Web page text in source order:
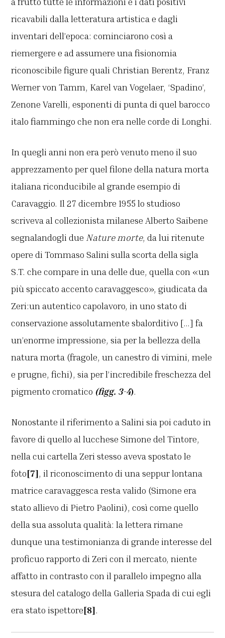
ricavabili dalla letteratura artistica e dagli
inventari dell’epoca: cominciarono così a
riemergere e ad assumere una fisionomia
riconoscibile figure quali Christian Berentz, Franz
Werner von Tamm, Karel van Vogelaer, ‘Spadino’,
Zenone Varelli, esponenti di punta di quel barocco
italo fiammingo che non era nelle corde di Longhi.
In quegli anni non era però venuto meno il suo
apprezzamento per quel filone della natura morta
italiana riconducibile al grande esempio di
Caravaggio. Il 27 dicembre 1955 lo studioso
scriveva al collezionista milanese Alberto Saibene
segnalandogli due Nature morte, da lui ritenute
opere di Tommaso Salini sulla scorta della sigla
S.T. che compare in una delle due, quella con «un
più spiccato accento caravaggesco», giudicata da
Zeri:un autentico capolavoro, in uno stato di
conservazione assolutamente sbalorditivo […] fa
un’enorme impressione, sia per la bellezza della
natura morta (fragole, un canestro di vimini, mele
e prugne, fichi), sia per l’incredibile freschezza del
pigmento cromatico (figg. 3-4).
Nonostante il riferimento a Salini sia poi caduto in
favore di quello al lucchese Simone del Tintore,
nella cui cartella Zeri stesso aveva spostato le
foto[7], il riconoscimento di una seppur lontana
matrice caravaggesca resta valido (Simone era
stato allievo di Pietro Paolini), così come quello
della sua assoluta qualità: la lettera rimane
dunque una testimonianza di grande interesse del
proficuo rapporto di Zeri con il mercato, niente
affatto in contrasto con il parallelo impegno alla
stesura del catalogo della Galleria Spada di cui egli
era stato ispettore[8].